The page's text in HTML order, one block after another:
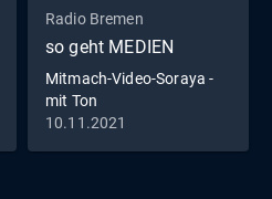
Radio Bremen
so geht MEDIEN
Mitmach-Video-Soraya -
mit Ton
10.11.2021